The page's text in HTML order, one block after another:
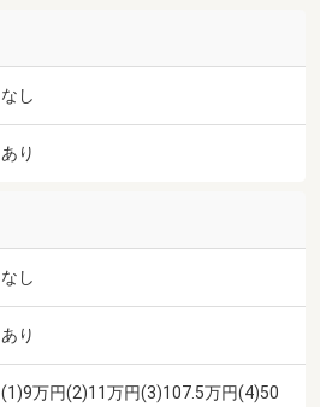
なし
あり
なし
あり
(1)9万円(2)11万円(3)107.5万円(4)50